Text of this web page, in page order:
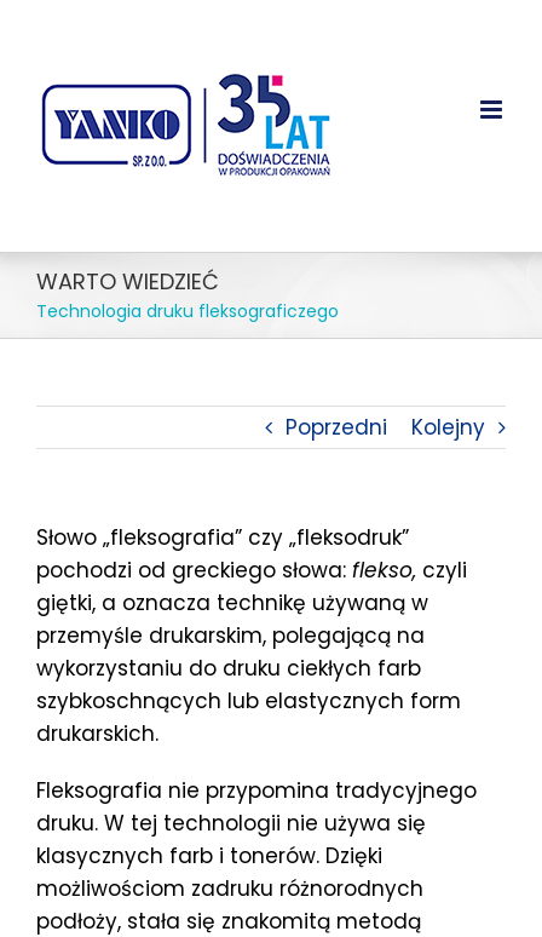
zawartości
WARTO WIEDZIEĆ
Technologia druku fleksograficzego
Poprzedni Kolejny
Słowo „fleksografia” czy „fleksodruk”
pochodzi od greckiego słowa: flekso, czyli
giętki, a oznacza technikę używaną w
przemyśle drukarskim, polegającą na
wykorzystaniu do druku ciekłych farb
szybkoschnących lub elastycznych form
drukarskich.
Fleksografia nie przypomina tradycyjnego
druku. W tej technologii nie używa się
klasycznych farb i tonerów. Dzięki
możliwościom zadruku różnorodnych
podłoży, stała się znakomitą metodą